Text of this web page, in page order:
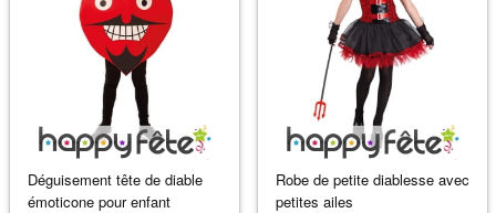
Déguisement tête de diable
émoticone pour enfant
Robe de petite diablesse avec
petites ailes